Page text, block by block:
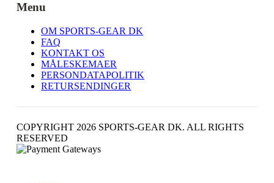
Menu
OM SPORTS-GEAR DK
FAQ
KONTAKT OS
MÅLESKEMAER
PERSONDATAPOLITIK
RETURSENDINGER
COPYRIGHT 2026 SPORTS-GEAR DK. ALL RIGHTS
RESERVED